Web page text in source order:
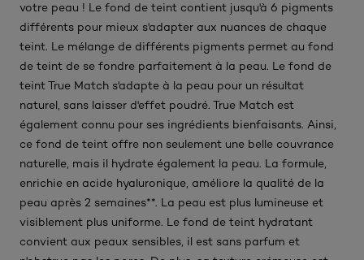
votre peau ! Le fond de teint contient jusqu'à 6 pigments
différents pour mieux s'adapter aux nuances de chaque
teint. Le mélange de différents pigments permet au fond
de teint de se fondre parfaitement à la peau. Le fond de
teint True Match s'adapte à la peau pour un résultat
naturel, sans laisser d'effet poudré. True Match est
également connu pour ses ingrédients bienfaisants. Ainsi,
ce fond de teint offre non seulement une belle couvrance
naturelle, mais il hydrate également la peau. La formule,
enrichie en acide hyaluronique, améliore la qualité de la
peau après 2 semaines**. La peau est plus lumineuse et
visiblement plus uniforme. Le fond de teint hydratant
convient aux peaux sensibles, il est sans parfum et